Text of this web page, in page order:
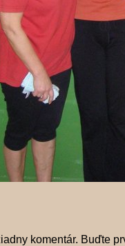
komentár. Buďte